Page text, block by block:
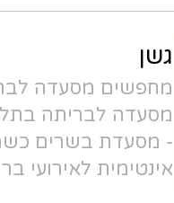
בתל אביב או
אביב? מסעדת גשן
וייחודית. מסעדה
באזור המרכז !